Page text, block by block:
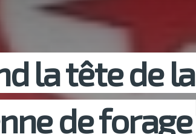
la tête de la
de forage